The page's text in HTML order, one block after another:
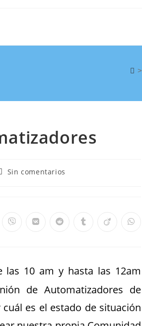
>
Sin comentarios
las 10 am y hasta las 12am
de Automatizadores de
es el estado de situación